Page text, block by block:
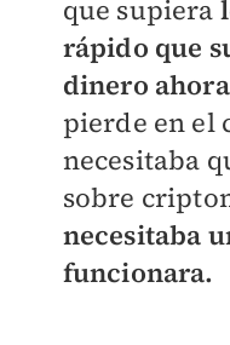
que supiera
rápido que
dinero ahora
pierde en el
necesitaba
sobre
necesitaba
funcionara.